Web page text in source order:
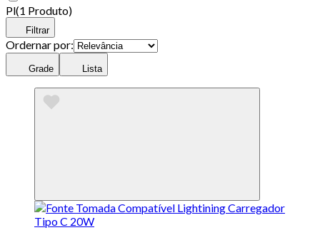
Pl(1 Produto)
Filtrar
Ordernar por:
Grade Lista